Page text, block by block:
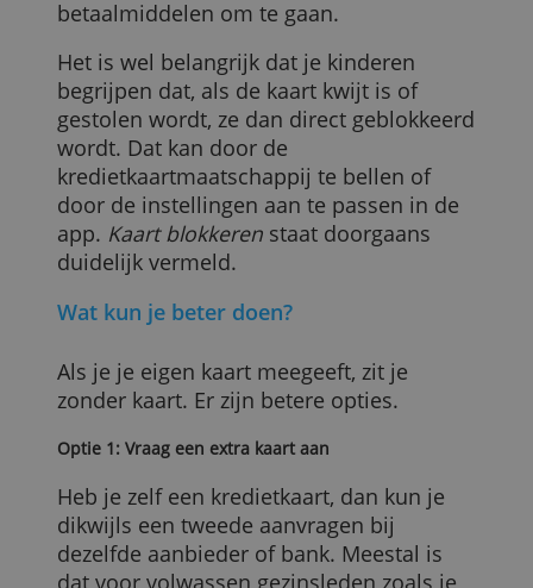
In de praktijk lenen ouders hun kaart
regelmatig uit aan hun kinderen. Als je
zoon of dochter zo goed als 18 is, is dat
logisch: dan hebben ze nog geen eigen
kaart — dat kan pas vanaf 18 — en ze
toch groot genoeg om met
betaalmiddelen om te gaan.
Het is wel belangrijk dat je kinderen
begrijpen dat, als de kaart kwijt is of
gestolen wordt, ze dan direct
wordt. Dat kan door de
kredietkaartmaatschappij te bellen of
app. Kaart blokkerenstaat doorgaans
duidelijk vermeld.
Wat kun je beter doen?